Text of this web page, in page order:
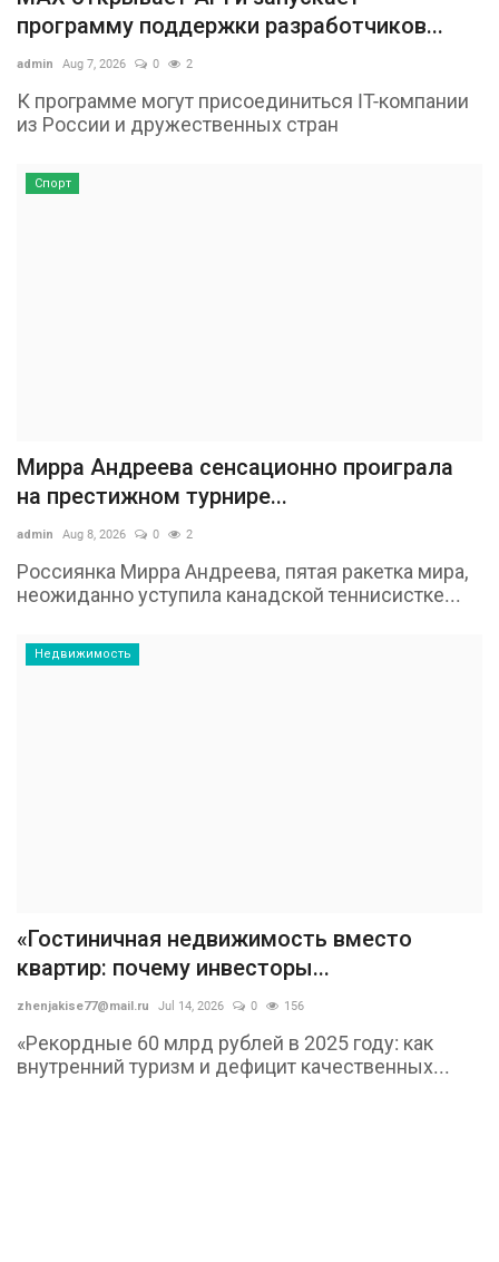
программу поддержки разработчиков...
admin Aug 7, 2026 0 2
К программе могут присоединиться IT-компании
из России и дружественных стран
Спорт
Мирра Андреева сенсационно проиграла
на престижном турнире...
admin Aug 8, 2026 0 2
Россиянка Мирра Андреева, пятая ракетка мира,
неожиданно уступила канадской теннисистке...
Недвижимость
«Гостиничная недвижимость вместо
квартир: почему инвесторы...
zhenjakise77@mail.ru Jul 14, 2026 0 156
«Рекордные 60 млрд рублей в 2025 году: как
внутренний туризм и дефицит качественных...